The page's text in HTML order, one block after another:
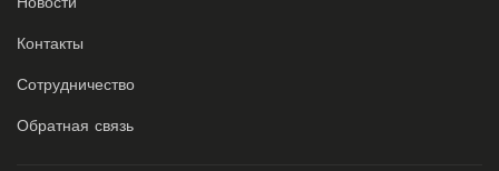
Контакты
Сотрудничество
Обратная связь